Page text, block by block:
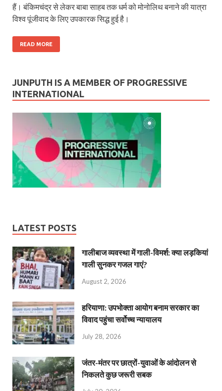
हैं। बंकिमचंद्र से लेकर बाबा साहब तक धर्म को मोनोलिथ बनाने की यात्रा
विश्व पूंजीवाद के लिए उपकारक सिद्ध हुई है।
READ MORE
JUNPUTH IS A MEMBER OF PROGRESSIVE
INTERNATIONAL
LATEST POSTS
गालीबाज व्‍यवस्‍था में गाली-विमर्श: क्या लड़कियां
गाली सुनकर गजल गाएं?
August 2, 2026
हरियाणा: उपभोक्ता आयोग बनाम सरकार का
विवाद पहुंचा सर्वोच्च न्यायालय
July 28, 2026
जंतर-मंतर पर छात्रों-युवाओं के आंदोलन से
निकलते कुछ जरूरी सबक